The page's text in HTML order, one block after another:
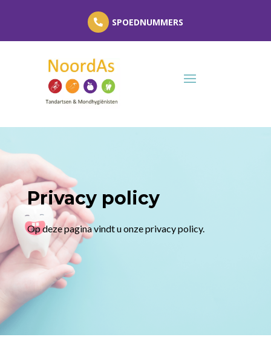
SPOEDNUMMERS
Privacy policy
Op deze pagina vindt u onze privacy policy.